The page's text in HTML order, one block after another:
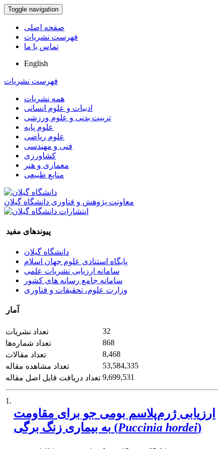
Toggle navigation
صفحه اصلی
فهرست نشریات
تماس با ما
English
فهرست نشریات
همه نشریات
ادبیات و علوم انسانی
تربیت بدنی و علوم ورزشی
علوم پایه
علوم ریاضی
فنی و مهندسی
کشاورزی
معماری و هنر
منابع طبیعی
معاونت پژوهش و فناوری دانشگاه گیلان
پیوندهای مفید
دانشگاه گیلان
پایگاه استنادی علوم جهان اسلام
سامانه ارزیابی نشریات علمی
سامانه جامع رسانه های کشور
وزارت علوم، تحقیقات و فناوری
آمار
تعداد نشریات
32
تعداد شماره‌ها
868
تعداد مقالات
8,468
تعداد مشاهده مقاله
53,584,335
تعداد دریافت فایل اصل مقاله 9,699,531
1.
ارزیابی ژرم‌پلاسم بومی جو برای مقاومت
به بیماری زنگ برگی (Puccinia hordei)